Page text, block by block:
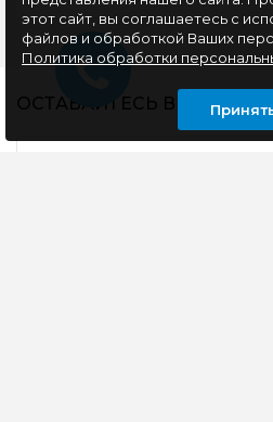
ОСТАВАЙТЕСЬ В КУРСЕ
этот сайт, вы соглашаетесь с
файлов и обработкой Ваших
Политика обработки